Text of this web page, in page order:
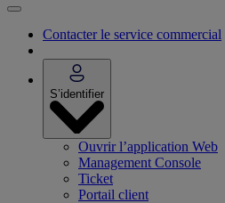
Contacter le service commercial
S’identifier
Ouvrir l’application Web
Management Console
Ticket
Portail client